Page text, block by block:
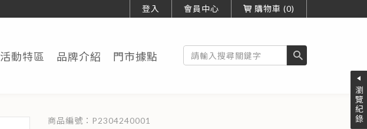
華新醫材集團聲明書 20220809 MOTEX平面口罩款式說明
登入 會員中心 購物車 0
活動特區 品牌介紹 門市據點
尋
瀏覽紀錄